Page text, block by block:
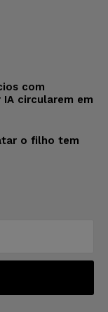
com
circularem em
o filho tem